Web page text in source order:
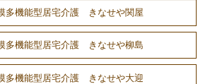
多機能型居宅介護 きなせや関屋
多機能型居宅介護 きなせや柳島
多機能型居宅介護 きなせや大迎